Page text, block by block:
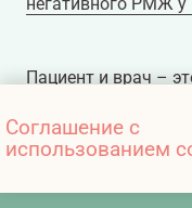
11607081/onco/
Пациент и врач –
Рецидивы: какие
Соглашение с
использованием